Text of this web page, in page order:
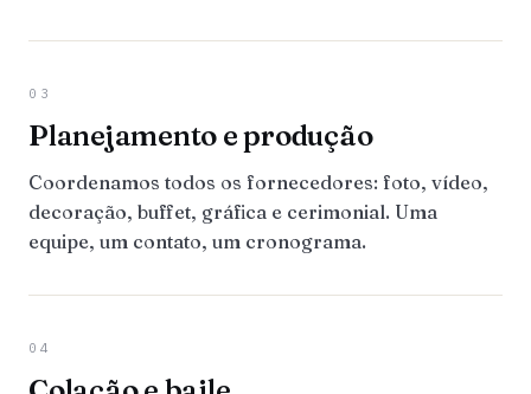
03
Planejamento e produção
Coordenamos todos os fornecedores: foto, vídeo,
decoração, buffet, gráfica e cerimonial. Uma
equipe, um contato, um cronograma.
04